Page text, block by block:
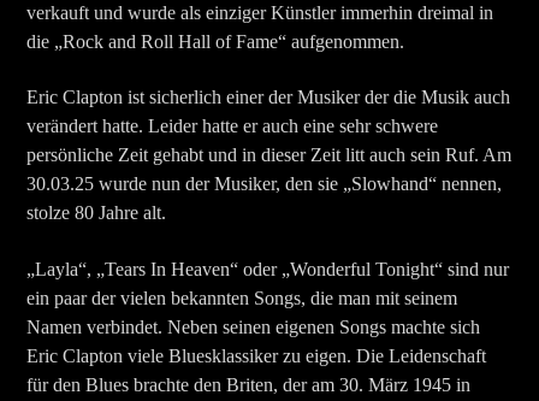
verkauft und wurde als einziger Künstler immerhin dreimal in
die „Rock and Roll Hall of Fame“ aufgenommen.
Eric Clapton ist sicherlich einer der Musiker der die Musik auch
verändert hatte. Leider hatte er auch eine sehr schwere
persönliche Zeit gehabt und in dieser Zeit litt auch sein Ruf. Am
30.03.25 wurde nun der Musiker, den sie „Slowhand“ nennen,
stolze 80 Jahre alt.
„Layla“, „Tears In Heaven“ oder „Wonderful Tonight“ sind nur
ein paar der vielen bekannten Songs, die man mit seinem
Namen verbindet. Neben seinen eigenen Songs machte sich
Eric Clapton viele Bluesklassiker zu eigen. Die Leidenschaft
für den Blues brachte den Briten, der am 30. März 1945 in